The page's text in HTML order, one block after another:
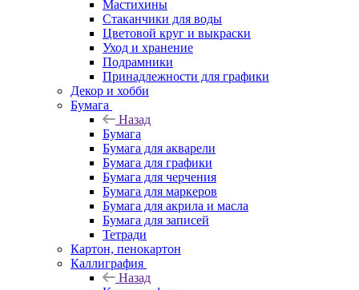
Мастихины
Стаканчики для воды
Цветовой круг и выкраски
Уход и хранение
Подрамники
Принадлежности для графики
Декор и хобби
Бумага
Назад
Бумага
Бумага для акварели
Бумага для графики
Бумага для черчения
Бумага для маркеров
Бумага для акрила и масла
Бумага для записей
Тетради
Картон, пенокартон
Каллиграфия
Назад